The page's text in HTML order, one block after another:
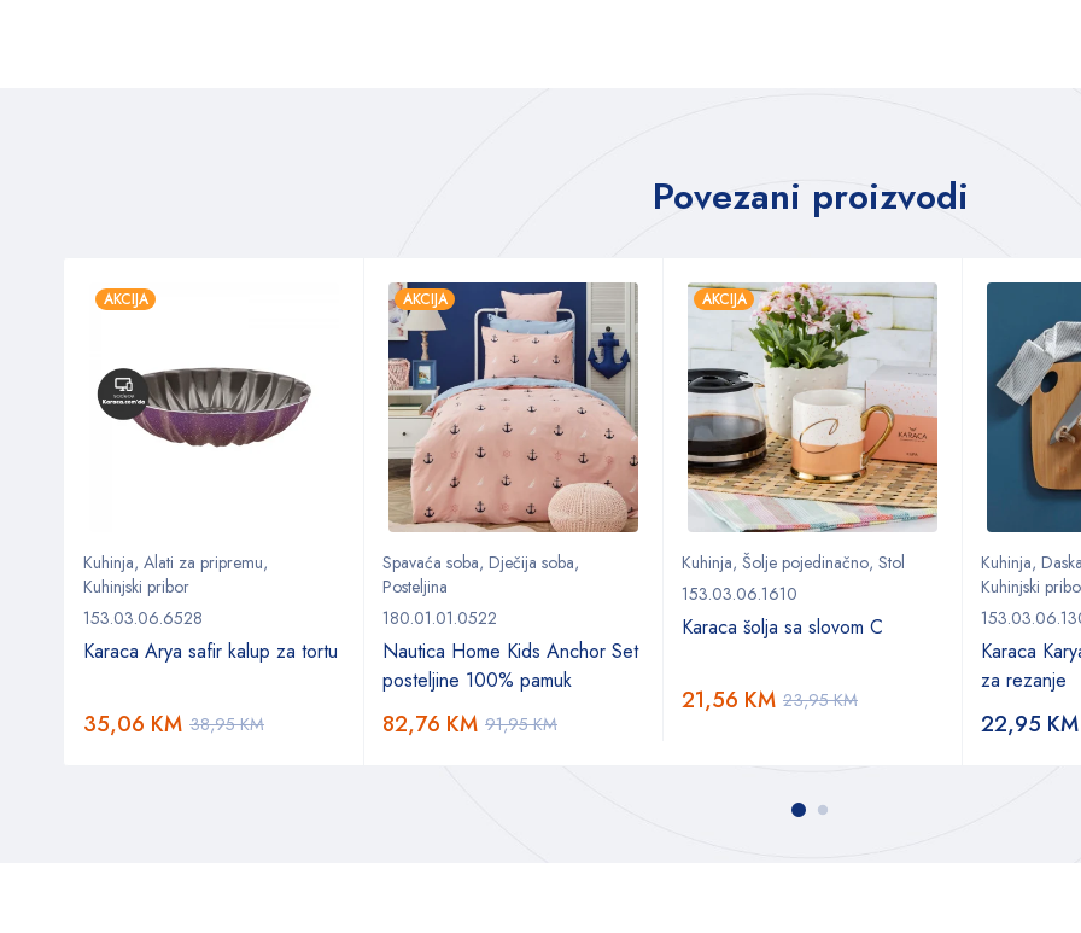
Povezani proizvodi
AKCIJA
Kuhinja, Alati za pripremu,
Kuhinjski pribor
153.03.06.6528
Karaca Arya safir kalup za tortu
38,95KM
35,06 KM
AKCIJA
Spavaća soba, Dječija soba,
Posteljina
180.01.01.0522
Nautica Home Kids Anchor Set
posteljine 100% pamuk
91,95KM
82,76 KM
AKCIJA
Kuhinja, Šolje pojedinačno, Stol
153.03.06.1610
Karaca šolja sa slovom C
23,95KM
21,56 KM
Kuhinja,
Kuhinjski
Karaca
za rezanje
22,95 KM